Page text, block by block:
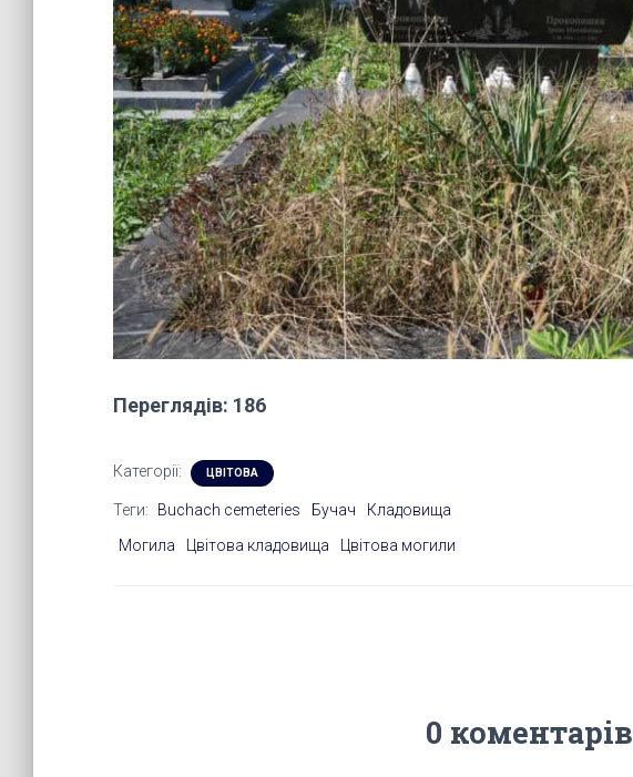
Переглядів: 186
Категорії: ЦВІТОВА
Теги: Buchach cemeteries Бучач
Кладовища
Могила
Цвітова кладовища Цвітова могили
0 коментарів